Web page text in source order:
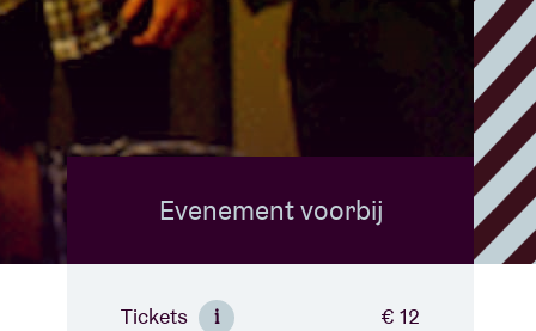
Evenement voorbij
Tickets i € 12